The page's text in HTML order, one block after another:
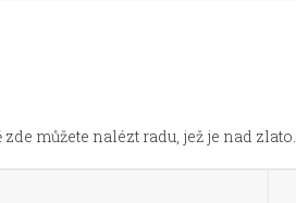
můžete nalézt radu, jež je nad zlato.